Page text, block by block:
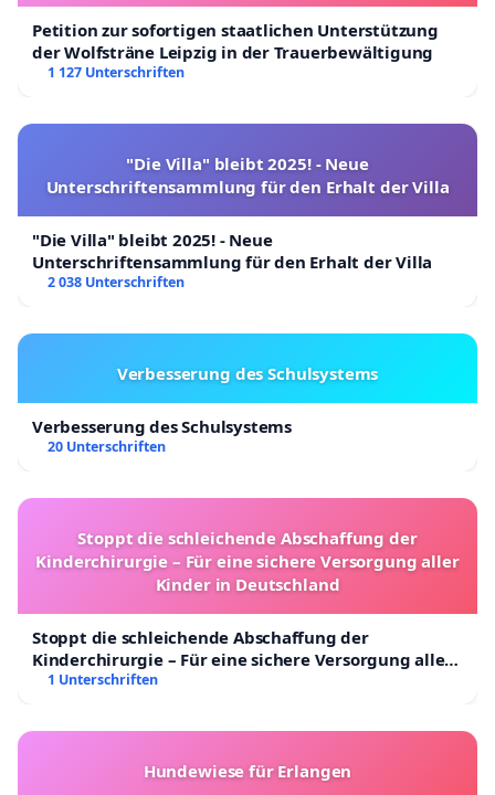
Petition zur sofortigen staatlichen Unterstützung
der Wolfsträne Leipzig in der Trauerbewältigung
1 127 Unterschriften
"Die Villa" bleibt 2025! - Neue
Unterschriftensammlung für den Erhalt der Villa
"Die Villa" bleibt 2025! - Neue
Unterschriftensammlung für den Erhalt der Villa
2 038 Unterschriften
Verbesserung des Schulsystems
Verbesserung des Schulsystems
20 Unterschriften
Stoppt die schleichende Abschaffung der
Kinderchirurgie – Für eine sichere Versorgung aller
Kinder in Deutschland
Stoppt die schleichende Abschaffung der
Kinderchirurgie – Für eine sichere Versorgung aller
Kinder in Deutschland
1 Unterschriften
Hundewiese für Erlangen